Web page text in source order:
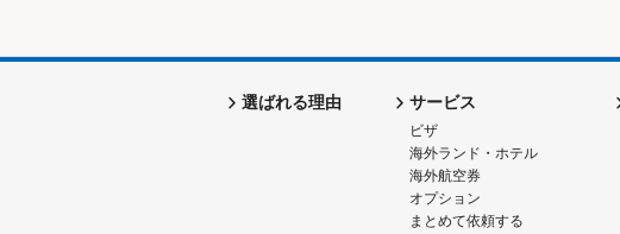
選ばれる理由 サービス
ビザ
海外ランド・ホテル
海外航空券
オプション
まとめて依頼する